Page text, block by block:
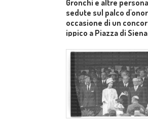
Gronchi e altre
sedute sul palco
occasione di un
ippico a Piazza di